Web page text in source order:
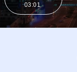
03:01